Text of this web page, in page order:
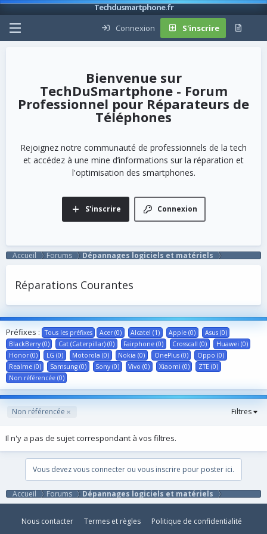
Techdusmartphone.fr
Connexion
S'inscrire
TechDuSmartphone - Forum
Professionnel pour Réparateurs de
Téléphones
Rejoignez notre communauté de professionnels de la tech
et accédez à une mine d’informations sur la réparation et
l'optimisation des smartphones.
Connexion
S'inscrire
Accueil Forums Dépannages logiciels et matériels
Réparations Courantes
Préfixes : Tous les préfixes Acer (0) Alcatel (1) Apple (0)
Asus (0)
BlackBerry (0)
Cat (Caterpillar) (0) Fairphone (0) Crosscall (0)
Huawei (0)
Honor (0)
LG (0) Motorola (0) Nokia (0) OnePlus (0)
Oppo (0)
Realme (0)
Samsung (0) Sony (0) Vivo (0) Xiaomi (0)
ZTE (0)
Non référencée (0)
Non référencée Filtres
Il n'y a pas de sujet correspondant à vos filtres.
Vous devez vous connecter ou vous inscrire pour poster ici.
Accueil Forums Dépannages logiciels et matériels
Nous contacter Termes et règles Politique de confidentialité